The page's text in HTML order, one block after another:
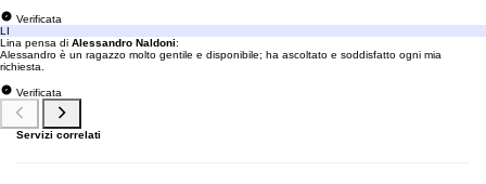
Verificata
LI
Lina pensa di Alessandro Naldoni:
Alessandro è un ragazzo molto gentile e disponibile; ha ascoltato e soddisfatto ogni mia
richiesta.
Verificata
Servizi correlati